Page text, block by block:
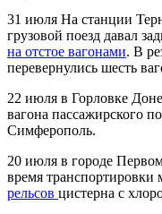
31 июля На станции
грузовой поезд давал
на отстое вагонами. В
перевернулись шесть
22 июля в Горловке
вагона пассажирского
Симферополь.
20 июля в городе
время
рельсов цистерна с